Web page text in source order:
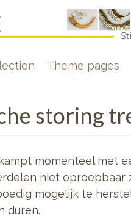
Theme pages
storing
momenteel met
niet oproepbaar
mogelijk te
duren.